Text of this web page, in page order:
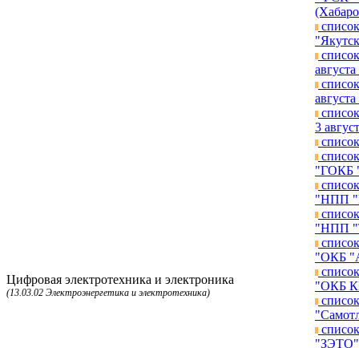
Цифровая электротехника и электроника
(13.03.02 Электроэнергетика и электротехника)
3
"ГОКБ
"НПП
"НПП
"ОКБ
"ОКБ
"ЗЭТО")